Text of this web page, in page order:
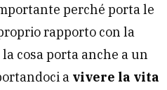
perché porta le
rapporto con la
cosa porta anche a un
a vivere la vita